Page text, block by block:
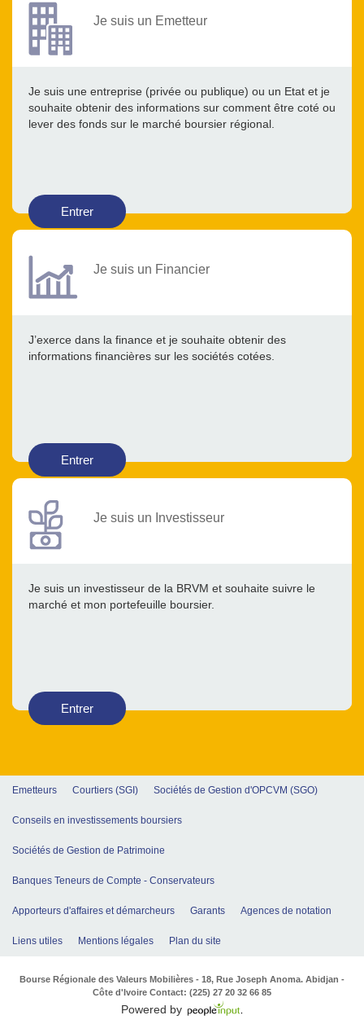
Je suis un Emetteur
Je suis une entreprise (privée ou publique) ou un Etat et je
souhaite obtenir des informations sur comment être coté ou
lever des fonds sur le marché boursier régional.
Entrer
Je suis un Financier
J’exerce dans la finance et je souhaite obtenir des
informations financières sur les sociétés cotées.
Entrer
Je suis un Investisseur
Je suis un investisseur de la BRVM et souhaite suivre le
marché et mon portefeuille boursier.
Entrer
Emetteurs Courtiers (SGI) Sociétés de Gestion d'OPCVM (SGO)
Conseils en investissements boursiers
Sociétés de Gestion de Patrimoine
Banques Teneurs de Compte - Conservateurs
Apporteurs d'affaires et démarcheurs Garants Agences de notation
Liens utiles Mentions légales Plan du site
Bourse Régionale des Valeurs Mobilières - 18, Rue Joseph Anoma. Abidjan -
Côte d'Ivoire Contact: (225) 27 20 32 66 85
Powered by